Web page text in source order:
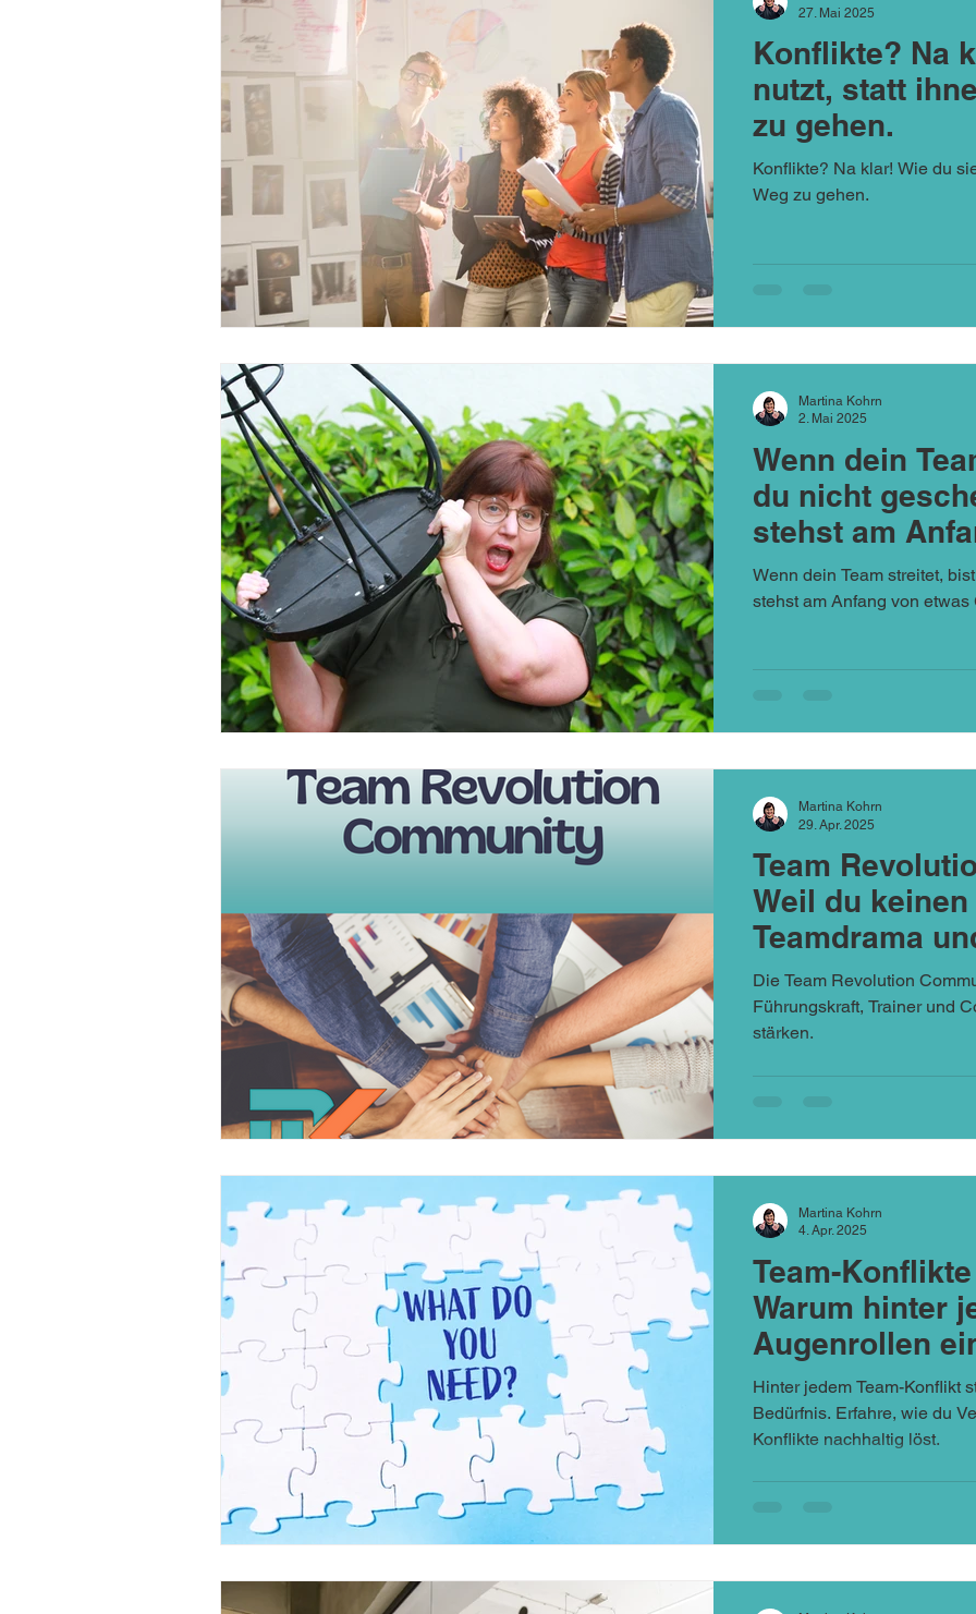
Konflikte? Na
nutzt, statt
zu gehen.
Konflikte? Na klar! Wie du
Weg zu gehen.
27. Mai 2025
Wenn dein
du nicht
stehst am
Gutem
Wenn dein Team streitet,
stehst am Anfang von etwas
Martina Kohrn
2. Mai 2025
Team
Weil du
Teamdrama
Dauerkonflikte
Die Team Revolution
Führungskraft, Trainer und
stärken.
Martina Kohrn
29. Apr. 2025
Team-
Warum hinter
Augenrollen
steckt
Hinter jedem Team-Konflikt
Bedürfnis. Erfahre, wie du
Konflikte nachhaltig löst.
Martina Kohrn
4. Apr. 2025